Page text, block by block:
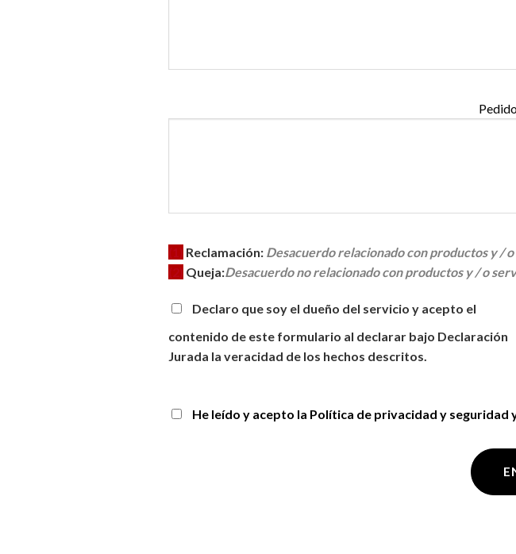
Reclamación: Desacuerdo relacionado con productos y /
Queja:Desacuerdo no relacionado con productos y / o
Declaro que soy el dueño del servicio y acepto el
contenido de este formulario al declarar bajo Declaración
Jurada la veracidad de los hechos descritos.
He leído y acepto la Política de privacidad y seguridad